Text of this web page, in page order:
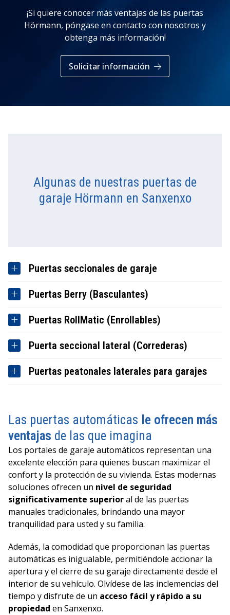
¡Si quiere conocer más ventajas de las puertas
Hörmann, póngase en contacto con nosotros y
obtenga más información!
Solicitar información
Algunas de nuestras puertas de
garaje Hörmann en Sanxenxo
Puertas seccionales de garaje
Puertas Berry (Basculantes)
Puertas RollMatic (Enrollables)
Puerta seccional lateral (Correderas)
Puertas peatonales laterales para garajes
Las puertas automáticas le ofrecen más
ventajas de las que imagina
Los portales de garaje automáticos representan una
excelente elección para quienes buscan maximizar el
confort y la protección de su vivienda. Estas modernas
soluciones ofrecen un nivel de seguridad
significativamente superioral de las puertas
manuales tradicionales, brindando una mayor
tranquilidad para usted y su familia.
Además, la comodidad que proporcionan las puertas
automáticas es inigualable, permitiéndole accionar la
apertura y el cierre de su garaje directamente desde el
interior de su vehículo. Olvídese de las inclemencias del
tiempo y disfrute de un acceso fácil y rápido a su
propiedad en Sanxenxo.